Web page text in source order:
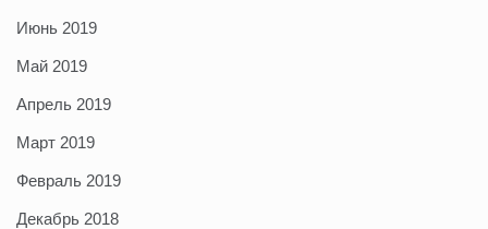
Июнь 2019
Май 2019
Апрель 2019
Март 2019
Февраль 2019
Декабрь 2018